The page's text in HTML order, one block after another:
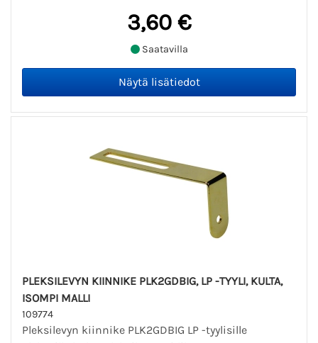
3,60 €
Saatavilla
PLEKSILEVYN KIINNIKE PLK2GDBIG, LP -TYYLI, KULTA,
ISOMPI MALLI
109774
Pleksilevyn kiinnike PLK2GDBIG LP -tyylisille